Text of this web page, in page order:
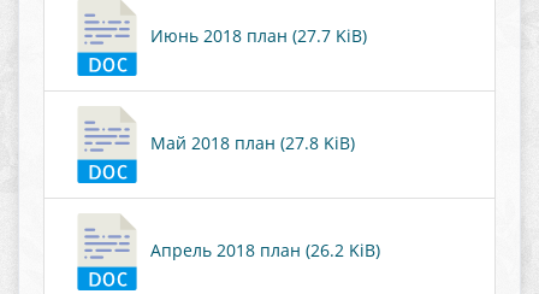
Июнь 2018 план (27.7 KiB)
Май 2018 план (27.8 KiB)
Апрель 2018 план (26.2 KiB)